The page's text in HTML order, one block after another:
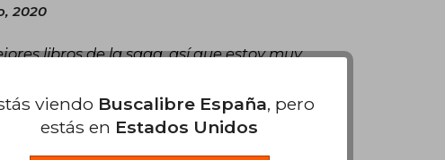
2020
libros de la saga, así que estoy muy
viendo Buscalibre España, pero
estás en Estados Unidos